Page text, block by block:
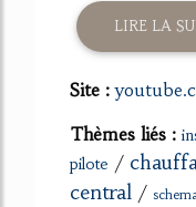
LIRE LA
Site :
Thèmes liés :
pilote /
central /